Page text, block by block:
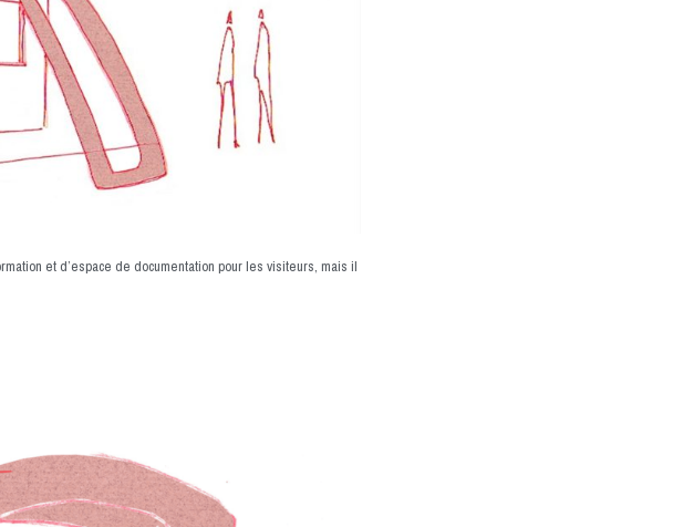
et d’espace de documentation pour les visiteurs, mais il